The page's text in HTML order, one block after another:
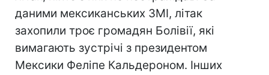
даними мексиканських ЗМІ, літак
захопили троє громадян Болівії, які
вимагають зустрічі з президентом
Мексики Феліпе Кальдероном. Інших